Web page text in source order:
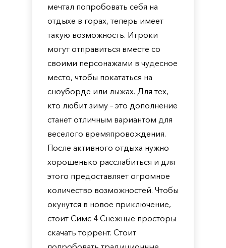
мечтал попробовать себя на
отдыхе в горах, теперь имеет
такую возможность. Игроки
могут отправиться вместе со
своими персонажами в чудесное
место, чтобы покататься на
сноуборде или лыжах. Для тех,
кто любит зиму – это дополнение
станет отличным вариантом для
веселого времяпровождения.
После активного отдыха нужно
хорошенько расслабиться и для
этого предоставляет огромное
количество возможностей. Чтобы
окунутся в новое приключение,
стоит Симс 4 Снежные просторы
скачать торрент. Стоит